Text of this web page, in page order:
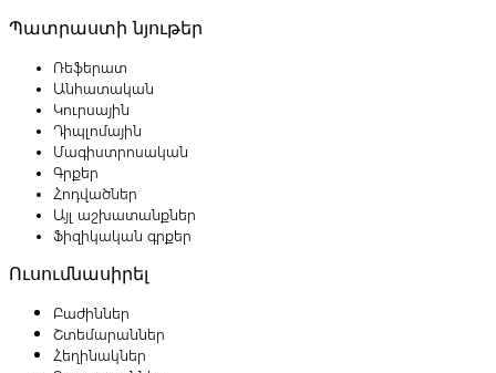
Պատրաստի նյութեր
Ռեֆերատ
Անհատական
Կուրսային
Դիպլոմային
Մագիստրոսական
Գրքեր
Հոդվածներ
Այլ աշխատանքներ
Ֆիզիկական գրքեր
Ուսումնասիրել
Բաժիններ
Շտեմարաններ
Հեղինակներ